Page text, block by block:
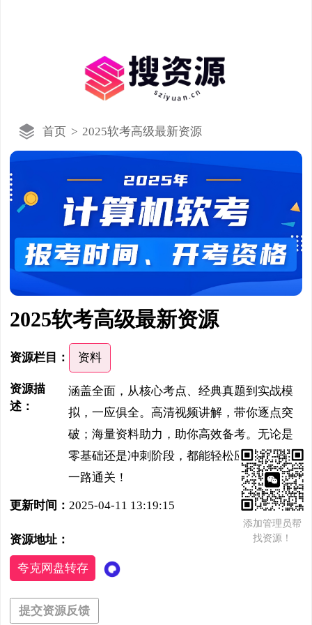
首页 > 2025软考高级最新资源
2025软考高级最新资源
资源栏目： 资料
资源描
述：
涵盖全面，从核心考点、经典真题到实战模
拟，一应俱全。高清视频讲解，带你逐点突
破；海量资料助力，助你高效备考。无论是
零基础还是冲刺阶段，都能轻松应对，助你
一路通关！
更新时间：2025-04-11 13:19:15
资源地址：
夸克网盘转存
提交资源反馈
添加管理员帮
找资源！